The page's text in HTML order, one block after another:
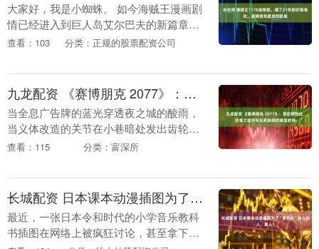
大家好，我是小蜘蛛。 如今海贼王漫画剧
情已经进入到巨人岛艾尔巴夫的新篇章，
居住无数巨人的国家，同时也是世界最强
向都十分神秘，....
查看：103 分类：正规的股票配资公司
九龙配资 《赛博朋克 2077》：霓虹锈蚀处，在夜之城书写生死抉择的叛逆史诗
当全息广告牌的蓝光穿透夜之城的酸雨，
当义体改造的关节在小巷暗处发出齿轮转
动的脆响，当荒坂公司的浮空车碾压过流
科技与低....
查看：115 分类：富深所
长城配资 日本课本动漫插图为了“多元化”加入白人、黑人？
最近，一张日本令和时代的小学音乐教科
书插图在网络上被疯狂讨论，甚至拿下了